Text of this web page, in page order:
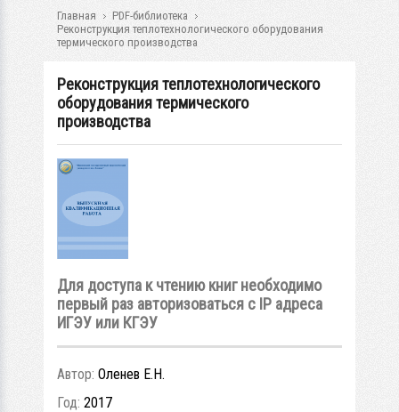
Главная
PDF-библиотека
Реконструкция теплотехнологического оборудования
термического производства
Реконструкция теплотехнологического
оборудования термического
производства
Для доступа к чтению книг необходимо
первый раз авторизоваться с IP адреса
ИГЭУ или КГЭУ
Автор: Оленев Е.Н.
Год: 2017